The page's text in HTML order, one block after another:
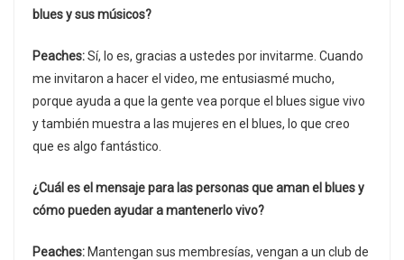
blues y sus músicos?
Peaches:Sí, lo es, gracias a ustedes por invitarme. Cuando
me invitaron a hacer el video, me entusiasmé mucho,
porque ayuda a que la gente vea porque el blues sigue vivo
y también muestra a las mujeres en el blues, lo que creo
que es algo fantástico.
¿Cuál es el mensaje para las personas que aman el blues y
cómo pueden ayudar a mantenerlo vivo?
Peaches: Mantengan sus membresías, vengan a un club de